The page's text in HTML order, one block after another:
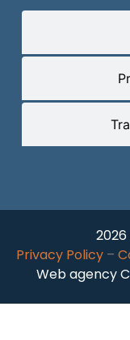
Privacy Policy –
Web agency